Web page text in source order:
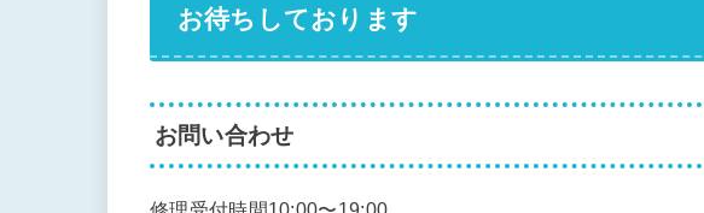
お待ちしております
お問い合わせ